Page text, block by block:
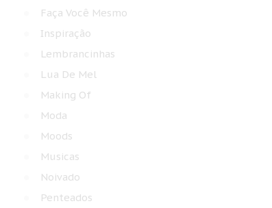
Faça Você Mesmo
Inspiração
Lembrancinhas
Lua De Mel
Making Of
Moda
Moods
Musicas
Noivado
Penteados